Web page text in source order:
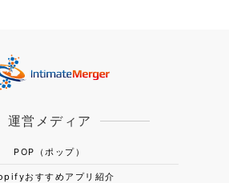
運営メディア
POP（ポップ）
おすすめアプリ紹介